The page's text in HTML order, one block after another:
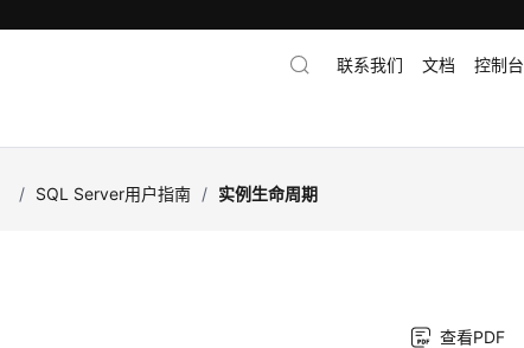
联系我们 文档 控制台
/ SQL Server用户指南 / 实例生命周期
查看PDF